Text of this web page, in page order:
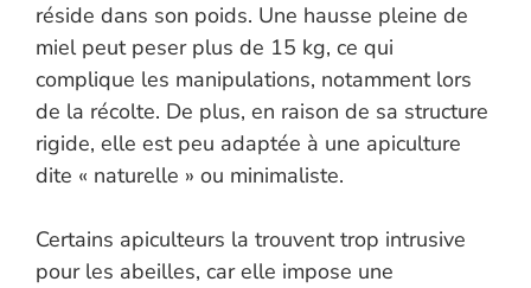
réside dans son poids. Une hausse pleine de
miel peut peser plus de 15 kg, ce qui
complique les manipulations, notamment lors
de la récolte. De plus, en raison de sa structure
rigide, elle est peu adaptée à une apiculture
dite « naturelle » ou minimaliste.
Certains apiculteurs la trouvent trop intrusive
pour les abeilles, car elle impose une